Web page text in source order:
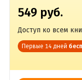
549 руб.
Доступ ко всем
Первые 14 дней